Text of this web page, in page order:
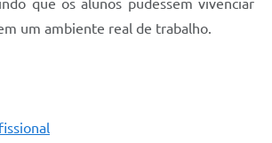
um ambiente real de trabalho.